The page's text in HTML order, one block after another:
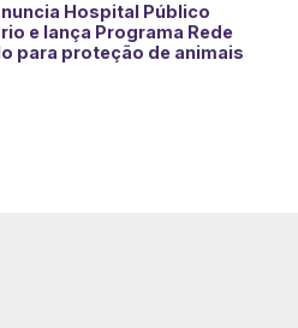
Hospital Público
e lança Programa Rede
para proteção de animais